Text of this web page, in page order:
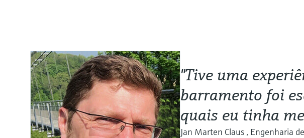
"Tive uma
barramento foi
quais eu tinha
Jan Marten Claus , Engenharia